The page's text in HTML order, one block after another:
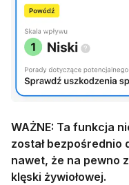
WAŻNE: Ta funkcja
został bezpośrednio
nawet, że na pewno
klęski żywiołowej.